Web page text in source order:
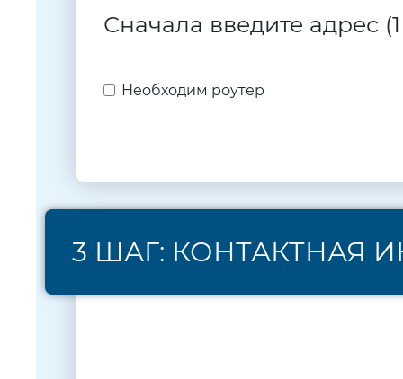
Сначала введите адрес
Необходим роутер
3 ШАГ: КОНТАКТНАЯ